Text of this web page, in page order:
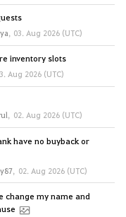
, 03. Aug 2026 (UTC)
inventory slots
Aug 2026 (UTC)
, 02. Aug 2026 (UTC)
have no buyback or
, 02. Aug 2026 (UTC)
change my name and